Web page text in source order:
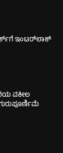
ಇಂಟರ್‌ಲಾಕ್
ವಕೀಲ
ಗುರುಪೂರ್ಣಿಮೆ